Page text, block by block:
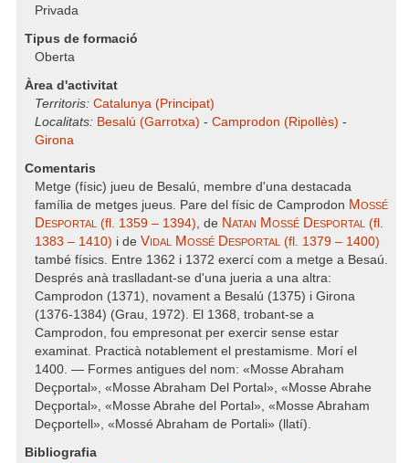
Privada
Tipus de formació
Oberta
Àrea d'activitat
Territoris: Catalunya (Principat)
Localitats: Besalú (Garrotxa) - Camprodon (Ripollès) -
Girona
Comentaris
Metge (físic) jueu de Besalú, membre d'una destacada
família de metges jueus. Pare del físic de Camprodon Mossé
Desportal (fl. 1359 – 1394), de Natan Mossé Desportal (fl.
1383 – 1410) i de Vidal Mossé Desportal (fl. 1379 – 1400)
també físics. Entre 1362 i 1372 exercí com a metge a Besaú.
Després anà traslladant-se d'una jueria a una altra:
Camprodon (1371), novament a Besalú (1375) i Girona
(1376-1384) (Grau, 1972). El 1368, trobant-se a
Camprodon, fou empresonat per exercir sense estar
examinat. Practicà notablement el prestamisme. Morí el
1400. — Formes antigues del nom: «Mosse Abraham
Deçportal», «Mosse Abraham Del Portal», «Mosse Abrahe
Deçportal», «Mosse Abrahe del Portal», «Mosse Abraham
Deçportell», «Mossé Abraham de Portali» (llatí).
Bibliografia